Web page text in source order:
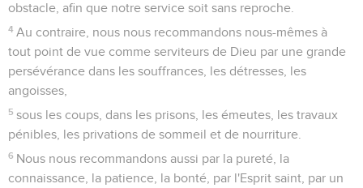
obstacle, afin que notre service soit sans reproche.
4 Au contraire, nous nous recommandons nous-mêmes à
tout point de vue comme serviteurs de Dieu par une grande
persévérance dans les souffrances, les détresses, les
angoisses,
5 sous les coups, dans les prisons, les émeutes, les travaux
pénibles, les privations de sommeil et de nourriture.
6 Nous nous recommandons aussi par la pureté, la
connaissance, la patience, la bonté, par l'Esprit saint, par un